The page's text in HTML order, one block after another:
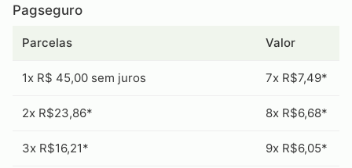
Pagseguro
Parcelas Valor
1x R$ 45,00 sem juros 7x R$7,49*
2x R$23,86* 8x R$6,68*
3x R$16,21* 9x R$6,05*